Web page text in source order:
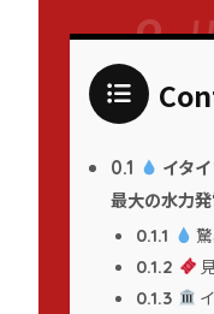
0.1
イタ
最大の水力
0.1.1
0.1.2
0.1.3